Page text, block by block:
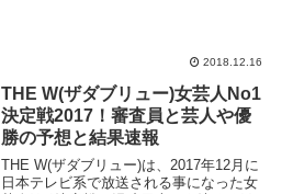
2018.12.16
THE W(ザダブリュー)女芸人No1
決定戦2017！審査員と芸人や優
勝の予想と結果速報
THE W(ザダブリュー)は、2017年12月に
日本テレビ系で放送される事になった女